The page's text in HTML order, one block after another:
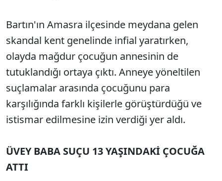
Bartın'ın Amasra ilçesinde meydana gelen
skandal kent genelinde infial yaratırken,
olayda mağdur çocuğun annesinin de
tutuklandığı ortaya çıktı. Anneye yöneltilen
suçlamalar arasında çocuğunu para
karşılığında farklı kişilerle görüştürdüğü ve
istismar edilmesine izin verdiği yer aldı.
ÜVEY BABA SUÇU 13 YAŞINDAKİ ÇOCUĞA
ATTI